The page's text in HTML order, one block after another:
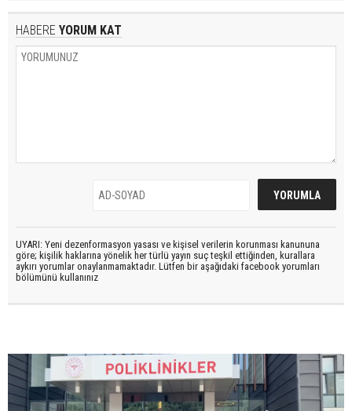
HABERE YORUM KAT
UYARI: Yeni dezenformasyon yasası ve kişisel verilerin korunması kanununa
göre; kişilik haklarına yönelik her türlü yayın suç teşkil ettiğinden, kurallara
aykırı yorumlar onaylanmamaktadır. Lütfen bir aşağıdaki facebook yorumları
bölümünü kullanınız